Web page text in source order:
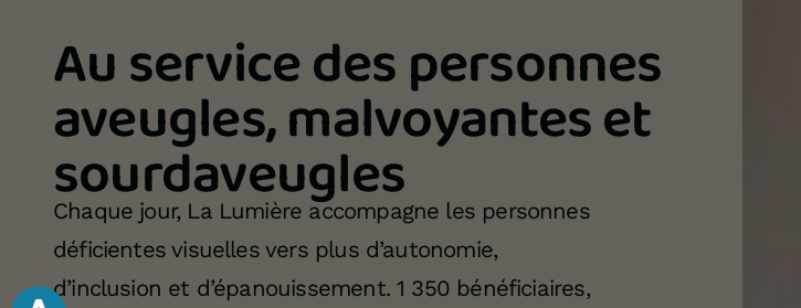
Au service des personnes
aveugles, malvoyantes et
sourdaveugles
Chaque jour, La Lumière accompagne les personnes
déficientes visuelles vers plus d’autonomie,
d’inclusion et d’épanouissement. 1 350 bénéficiaires,